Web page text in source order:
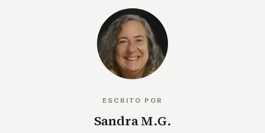
ESCRITO POR
Sandra M.G.